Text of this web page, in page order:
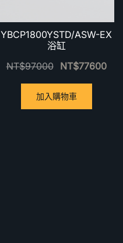
YBCP1800YSTD/ASW-EX
浴缸
NT$97000 NT$77600
加入購物車